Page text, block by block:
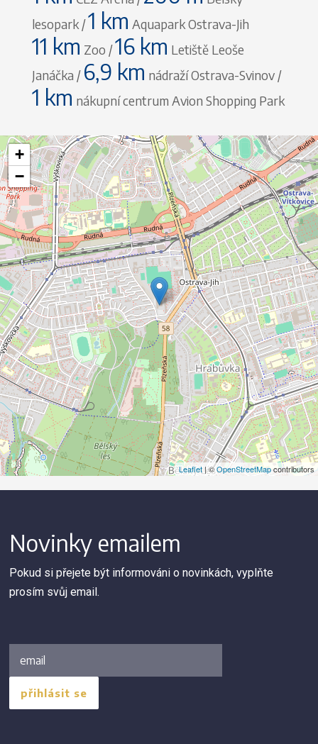
lesopark /1 km Aquapark Ostrava-Jih
11 km Zoo /16 km Letiště Leoše
Janáčka / 6,9 km nádraží Ostrava-Svinov /
1 km nákupní centrum Avion Shopping Park
+
−
Leaflet | ©OpenStreetMapcontributors
Novinky emailem
Pokud si přejete být informováni o novinkách, vyplňte
prosím svůj email.
přihlásit se